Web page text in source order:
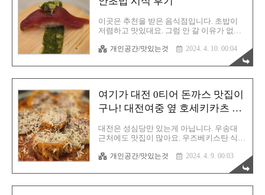
뿐입니다. 입맛이란 사람마다 다 다르니까
요. 온유는 대전 롯대백화점 괴정점 근처에
위치해 있습니다. 따라서 주차는 이 근처인
괴정동 한민시장 공영주차장에 주차를 해야
합니다. 1시간 이내는 무료주차 가능합니다.
만약 1시간을 초과하는 경우에는 주차권을
받을 수 있어요. 그리고 온유 식당 자체가..
이곳은 추천을 받은 음식점입니다. 초밥이
저렴하고 맛있대요. 그럼 안 갈 이유가 없잖
대를 모집했고 그렇게 5인 파티가 만들어졌
습니다. 모임 장소에서 그리 멀지 않은 곳입
니다. 이 초밥집은 체인점입니다. 따라서 어
렵지 않은 장소에서 찾아보실 수 있으실 거
성심당 빼고요. 대전 대흥동에 위치한 수안
초밥! 당연히 대흥점이고요. 몰랐는데 주차
장도 있습니다. 신축 건물 1층에 자리잡고 있
어서 주차하기가 편할 것 같습니다. 메뉴판
입니다. 럭셔리 초밥을 제외한 나머지 모든
초밥의 접시당 가격은 동일합니다. 1,690원
이죠. 으능정이거리 쪽에 1,500원짜리 초밥
집이 하나 더 있는데 평점이 별로 안 좋더라
고요. 가장 결정적으로 초밥 ..
개인공간/맛있는것 2024. 4. 10. 00:04
여기가 대전 0티어 돈까스 맛집이
구나! 대전여중 옆 호세키카츠 시
대전은 성심당만 있는게 아닙니다. 우송대
근처에도 맛집이 많아요. 우즈베키스탄 식당
어봤고요. 맛있습니다. 이미 후기글도 작성
했는걸요? 그리고 요즘에는 새로운 맛집을
뚫는 재미를 알아가는 중이기도 합니다. 이
곳은 진짜 어쩌다 발견하게된 곳입니다. 지
개인공간/맛있는것 2024. 4. 9. 00:03